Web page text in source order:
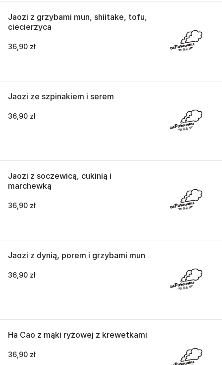
Jaozi z grzybami mun, shiitake, tofu,
ciecierzyca
36,90 zł
Jaozi ze szpinakiem i serem
36,90 zł
Jaozi z soczewicą, cukinią i
marchewką
36,90 zł
Jaozi z dynią, porem i grzybami mun
36,90 zł
Ha Cao z mąki ryżowej z krewetkami
36,90 zł